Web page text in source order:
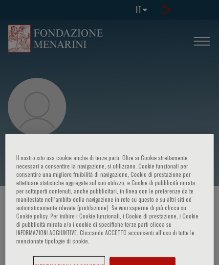
IT
Rajbanshi Bijoy Gopal
HOME PAGE / CORSI ED EVENTI / RELATORE
Rajbanshi Bijoy Gopal
Il nostro sito usa cookie anche di terze parti. Oltre ai Cookie strettamente
necessari a consentire la navigazione, si utilizzano, Cookie funzionali per
consentire una migliore fruibilità di navigazione, Cookie di prestazione per
effettuare statistiche aggregate sul suo utilizzo, e Cookie di pubblicità mirata
per sottoporti contenuti, anche pubblicitari, in linea con le preferenze da te
manifestate nell‘ambito della navigazione in rete su questo e su altri siti ed
automaticamente rilevate (profilazione). Se vuoi saperne di più clicca su
Cookie policy. Per inibire i Cookie funzionali, i Cookie di prestazione, i Cookie
di pubblicità mirata e/o i cookie di specifiche terze parti clicca su
INFORMAZIONI AGGIUNTIVE. Cliccando ACCETTO acconsenti all’uso di tutte le
menzionate tipologie di cookie.